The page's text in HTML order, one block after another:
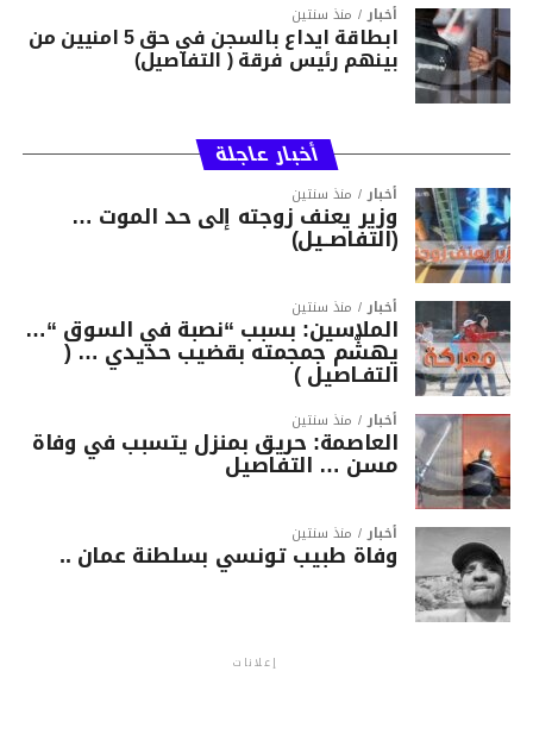
أخبار منذ سنتين
ابطاقة ايداع بالسجن في حق 5 امنيين من
بينهم رئيس فرقة ( التفاصيل)
أخبار عاجلة
أخبار منذ سنتين
وزير يعنف زوجته إلى حد الموت …
(التفاصــيل)
أخبار منذ سنتين
الملاسين: بسبب “نصبة في السوق “…
يهشّم جمجمته بقضيب حديدي … (
التفـاصيل )
أخبار منذ سنتين
العاصمة: حريق بمنزل يتسبب في وفاة
مسن … التفاصيل
أخبار منذ سنتين
وفاة طبيب تونسي بسلطنة عمان ..
إعلانات